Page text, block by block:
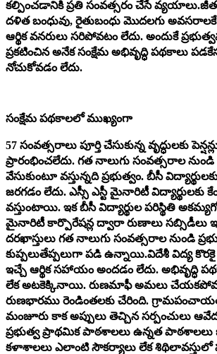
కల్పించడానికి ప్రతి సంవత్సరం చేసే
దళిత బంధువు, రైతుబంధు మొదలగు అవసరాలకే
ఆర్థిక వనరులు సరిపోవటం లేదు. అందుకే
ప్రకటించిన అనేక సంక్షేమ అభివృద్ధి పథకాలు
నోచుకోవడం లేదు.
సంక్షేమ పథకాలలో ముఖ్యంగా
57 సంవత్సరాలు పూర్తి చేసుకున్న వృద్ధులకు
ప్రారంభించలేదు. గత నాలుగు సంవత్సరాల
వేసుకుంటూ వస్తున్నది ప్రభుత్వం. బీసీ
జరగడం లేదు. ఎస్సీ ఎస్టీ మైనారిటీ విద్యార్థులకు
వస్తుంటాయి. ఇక బీసీ విద్యార్థుల పరిస్థితి
మైనారిటీ కార్పొరేషన్ల ద్వారా రుణాలు సబ్సిడీలు
దరఖాస్తులు గత నాలుగు సంవత్సరాల నుండి
కుప్పలుతేప్పలుగా పడి ఉన్నాయి.విదేశీ విద్య కొరకై
ఇచ్చే ఆర్థిక సహాయం అందడం లేదు. అభివృద్ధి
లేక అటకెక్కినాయి. రుణమాఫీ అమలు
రుణభారము రెండింతలకు చేరింది.
మంజూరు కాక అప్పులు తెచ్చిన సర్పంచులు
ప్రభుత్వ ప్రాథమిక పాఠశాలలు ఉన్నత పాఠశాలలు
కళాశాలలు ఎలాంటి సౌకర్యాలు లేక శిథిలావస్తులో